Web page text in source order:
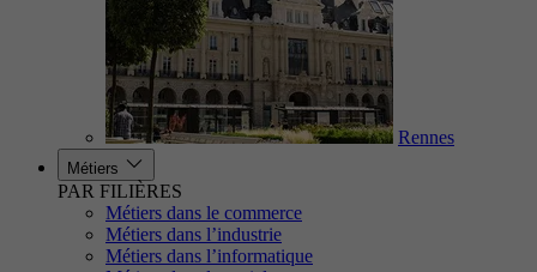
Rennes
Métiers
PAR FILIÈRES
Métiers dans le commerce
Métiers dans l’industrie
Métiers dans l’informatique